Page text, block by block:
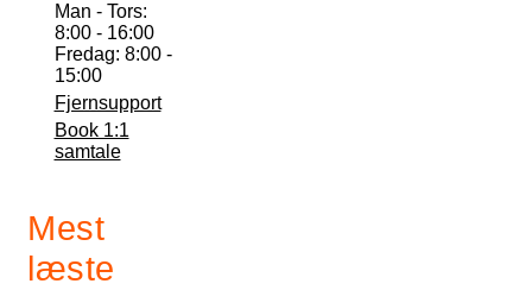
Man - Tors:
8:00 - 16:00
Fredag: 8:00 -
15:00
Fjernsupport
Book 1:1
samtale
Mest
læste